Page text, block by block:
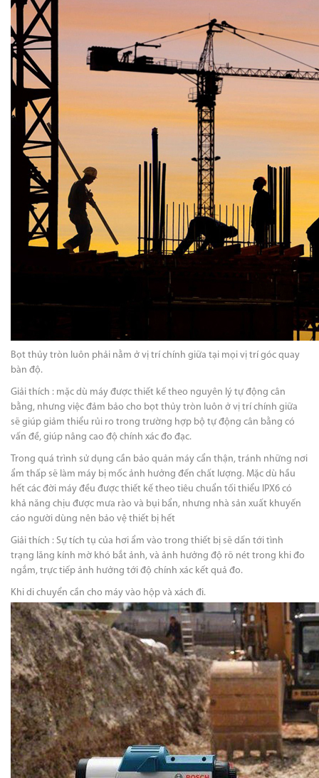
Bọt thủy tròn luôn phải nằm ở vị trí chính giữa tại mọi vị trí góc quay
bàn độ.
Giải thích : mặc dù máy được thiết kế theo nguyên lý tự động cân
bằng, nhưng việc đảm bảo cho bọt thủy tròn luôn ở vị trí chính giữa
sẽ giúp giảm thiểu rủi ro trong trường hợp bộ tự động cân bằng có
vấn đề, giúp nâng cao độ chính xác đo đạc.
Trong quá trình sử dụng cần bảo quản máy cẩn thận, tránh những nơi
ẩm thấp sẽ làm máy bị mốc ảnh hưởng đến chất lượng. Mặc dù hầu
hết các đời máy đều được thiết kế theo tiêu chuẩn tối thiểu IPX6 có
khả năng chịu được mưa rào và bụi bẩn, nhưng nhà sản xuất khuyến
cáo người dùng nên bảo vệ thiết bị hết
Giải thích : Sự tích tụ của hơi ẩm vào trong thiết bị sẽ dấn tới tình
trạng lăng kính mờ khó bắt ảnh, và ảnh hưởng độ rõ nét trong khi đo
ngắm, trực tiếp ảnh hưởng tới độ chính xác kết quả đo.
Khi di chuyển cần cho máy vào hộp và xách đi.